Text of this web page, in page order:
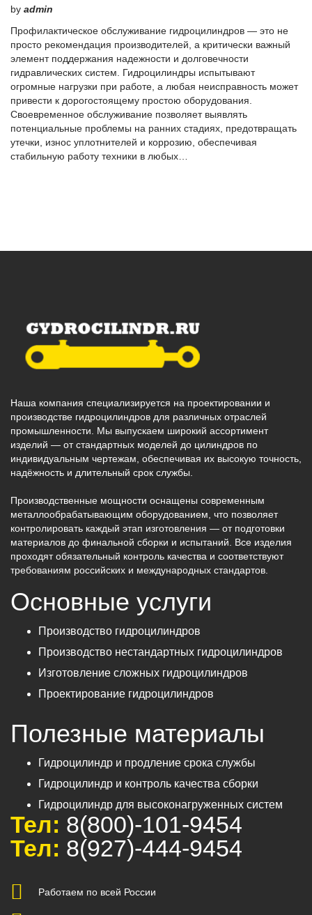
by admin
Профилактическое обслуживание гидроцилиндров — это не
просто рекомендация производителей, а критически важный
элемент поддержания надежности и долговечности
гидравлических систем. Гидроцилиндры испытывают
огромные нагрузки при работе, а любая неисправность может
привести к дорогостоящему простою оборудования.
Своевременное обслуживание позволяет выявлять
потенциальные проблемы на ранних стадиях, предотвращать
утечки, износ уплотнителей и коррозию, обеспечивая
стабильную работу техники в любых…
Наша компания специализируется на проектировании и
производстве гидроцилиндров для различных отраслей
промышленности. Мы выпускаем широкий ассортимент
изделий — от стандартных моделей до цилиндров по
индивидуальным чертежам, обеспечивая их высокую точность,
надёжность и длительный срок службы.
Производственные мощности оснащены современным
металлообрабатывающим оборудованием, что позволяет
контролировать каждый этап изготовления — от подготовки
материалов до финальной сборки и испытаний. Все изделия
проходят обязательный контроль качества и соответствуют
требованиям российских и международных стандартов.
Основные услуги
Производство гидроцилиндров
Производство нестандартных гидроцилиндров
Изготовление сложных гидроцилиндров
Проектирование гидроцилиндров
Полезные материалы
Гидроцилиндр и продление срока службы
Гидроцилиндр и контроль качества сборки
Гидроцилиндр для высоконагруженных систем
Тел: 8(800)-101-9454
Тел: 8(927)-444-9454
Работаем по всей России